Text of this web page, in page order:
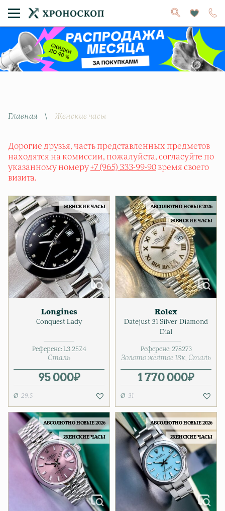
Главная \ Женские часы
Дорогие друзья, часть представленных предметов
находятся на комиссии, пожалуйста, согласуйте по
указанному номеру+7 (965) 333-99-90 время своего
визита.
ЖЕНСКИЕ ЧАСЫ
Longines
Conquest Lady
Референс: L3.257.4
Сталь
95 000₽
29,5
АБСОЛЮТНО НОВЫЕ 2026
ЖЕНСКИЕ ЧАСЫ
Rolex
Datejust 31 Silver Diamond
Dial
Референс: 278273
Золото жёлтое 18к Сталь
1 770 000₽
31
АБСОЛЮТНО НОВЫЕ 2026
ЖЕНСКИЕ ЧАСЫ
АБСОЛЮТНО НОВЫЕ 2026
ЖЕНСКИЕ ЧАСЫ